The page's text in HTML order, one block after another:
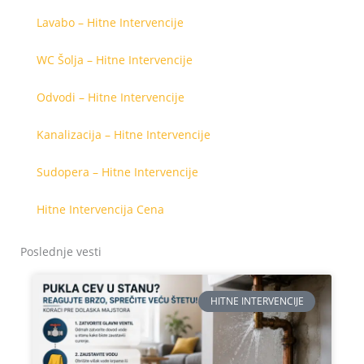
Lavabo – Hitne Intervencije
WC Šolja – Hitne Intervencije
Odvodi – Hitne Intervencije
Kanalizacija – Hitne Intervencije
Sudopera – Hitne Intervencije
Hitne Intervencija Cena
Poslednje vesti
HITNE INTERVENCIJE